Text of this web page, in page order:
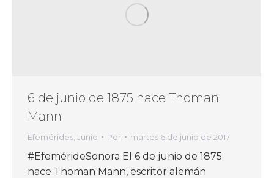
6 de junio de 1875 nace Thoman
Mann
Efemérides Junio Por martes 6 de junio de 2017
#EfemérideSonora El 6 de junio de 1875
nace Thoman Mann, escritor alemán